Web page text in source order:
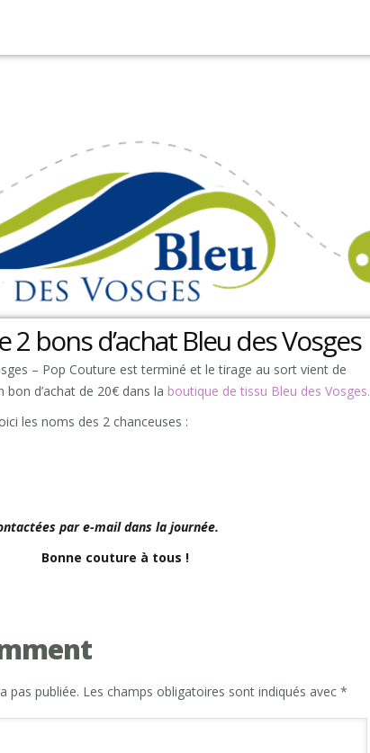
2 bons d’achat Bleu des Vosges
– Pop Couture est terminé et le tirage au sort vient de
bon d’achat de 20€ dans la boutique de tissu Bleu des Vosges.
les noms des 2 chanceuses :
par e-mail dans la journée.
Bonne couture à tous !
pas publiée. Les champs obligatoires sont indiqués avec *